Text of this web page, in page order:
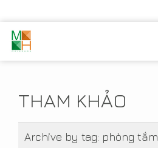
THAM KHẢO
Archive by tag: phòng tắm